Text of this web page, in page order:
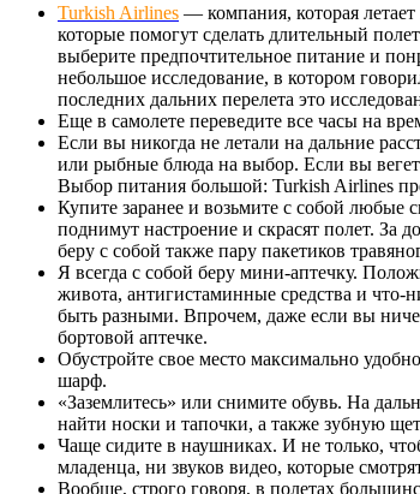
Turkish Airlines — компания, которая
которые помогут сделать длительный
выберите предпочтительное питание и
небольшое исследование, в котором
последних дальних перелета это
Еще в самолете переведите все часы на
Если вы никогда не летали на дальние
или рыбные блюда на выбор. Если вы
Выбор питания большой: Turkish Airlines
Купите заранее и возьмите с собой
поднимут настроение и скрасят полет. За
беру с собой также пару пакетиков
Я всегда с собой беру мини-аптечку.
живота, антигистаминные средства и что-
быть разными. Впрочем, даже если вы
бортовой аптечке.
Обустройте свое место максимально
шарф.
«Заземлитесь» или cнимите обувь. На
найти носки и тапочки, а также зубную
Чаще сидите в наушниках. И не только,
младенца, ни звуков видео, которые
Вообще, строго говоря, в полетах